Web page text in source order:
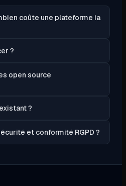
coûte une plateforme ia
?
open source
?
et conformité RGPD ?